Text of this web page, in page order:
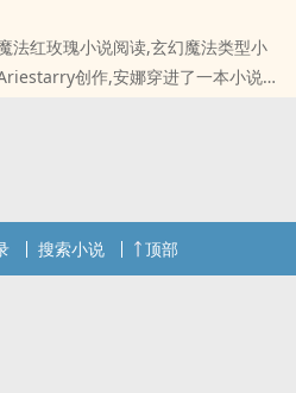
法红玫瑰小说阅读,玄幻魔法类型小
创作,安娜穿进了一本小说，
【西幻】魔法红玫瑰》还不错的话请
搜索小说 顶部